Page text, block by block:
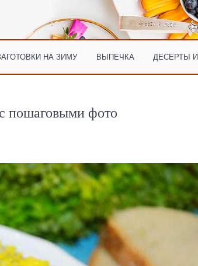
НА ЗИМУ ВЫПЕЧКА ДЕСЕРТЫ
пошаговыми фото